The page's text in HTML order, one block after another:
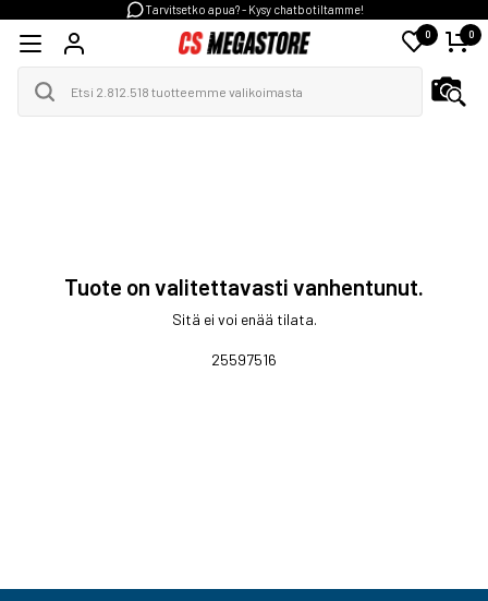
Tarvitsetko apua? - Kysy chatbotiltamme!
0 0
Tuote on valitettavasti vanhentunut.
Sitä ei voi enää tilata.
25597516